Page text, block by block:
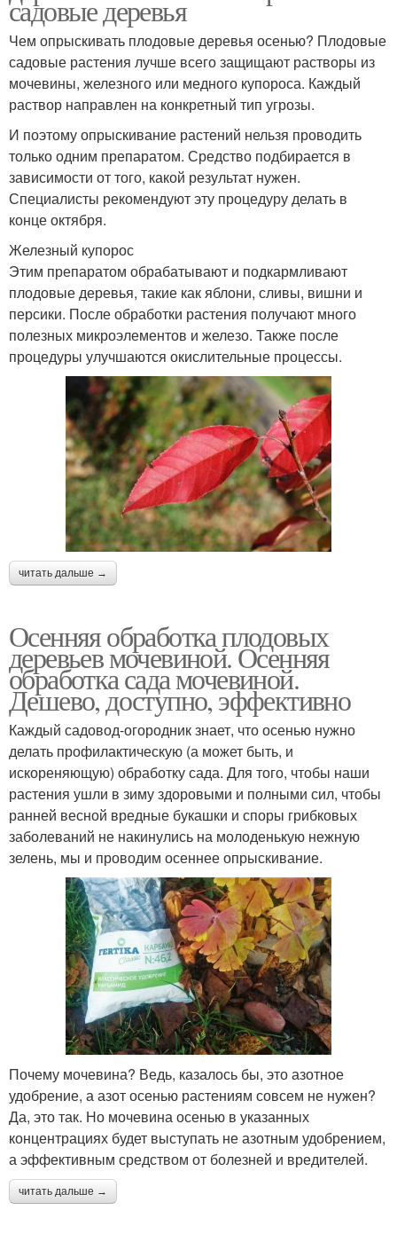
садовые деревья
Чем опрыскивать плодовые деревья осенью? Плодовые
садовые растения лучше всего защищают растворы из
мочевины, железного или медного купороса. Каждый
раствор направлен на конкретный тип угрозы.
И поэтому опрыскивание растений нельзя проводить
только одним препаратом. Средство подбирается в
зависимости от того, какой результат нужен.
Специалисты рекомендуют эту процедуру делать в
конце октября.
Железный купорос
Этим препаратом обрабатывают и подкармливают
плодовые деревья, такие как яблони, сливы, вишни и
персики. После обработки растения получают много
полезных микроэлементов и железо. Также после
процедуры улучшаются окислительные процессы.
читать дальше →
Осенняя обработка плодовых
деревьев мочевиной. Осенняя
обработка сада мочевиной.
Дешево, доступно, эффективно
Каждый садовод-огородник знает, что осенью нужно
делать профилактическую (а может быть, и
искореняющую) обработку сада. Для того, чтобы наши
растения ушли в зиму здоровыми и полными сил, чтобы
ранней весной вредные букашки и споры грибковых
заболеваний не накинулись на молоденькую нежную
зелень, мы и проводим осеннее опрыскивание.
Почему мочевина? Ведь, казалось бы, это азотное
удобрение, а азот осенью растениям совсем не нужен?
Да, это так. Но мочевина осенью в указанных
концентрациях будет выступать не азотным удобрением,
а эффективным средством от болезней и вредителей.
читать дальше →